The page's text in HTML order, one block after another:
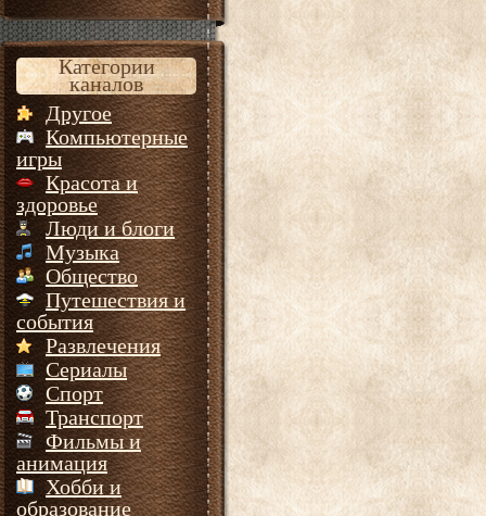
Категории
каналов
Другое
Компьютерные
игры
Красота и
здоровье
Люди и блоги
Музыка
Общество
Путешествия и
события
Развлечения
Сериалы
Спорт
Транспорт
Фильмы и
анимация
Хобби и
образование